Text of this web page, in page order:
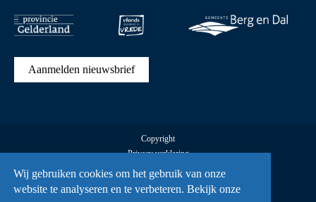
Wij gebruiken cookies om het gebruik van onze
website te analyseren en te verbeteren. Bekijk onze
Aanmelden nieuwsbrief
Copyright
Privacy verklaring
Cookies